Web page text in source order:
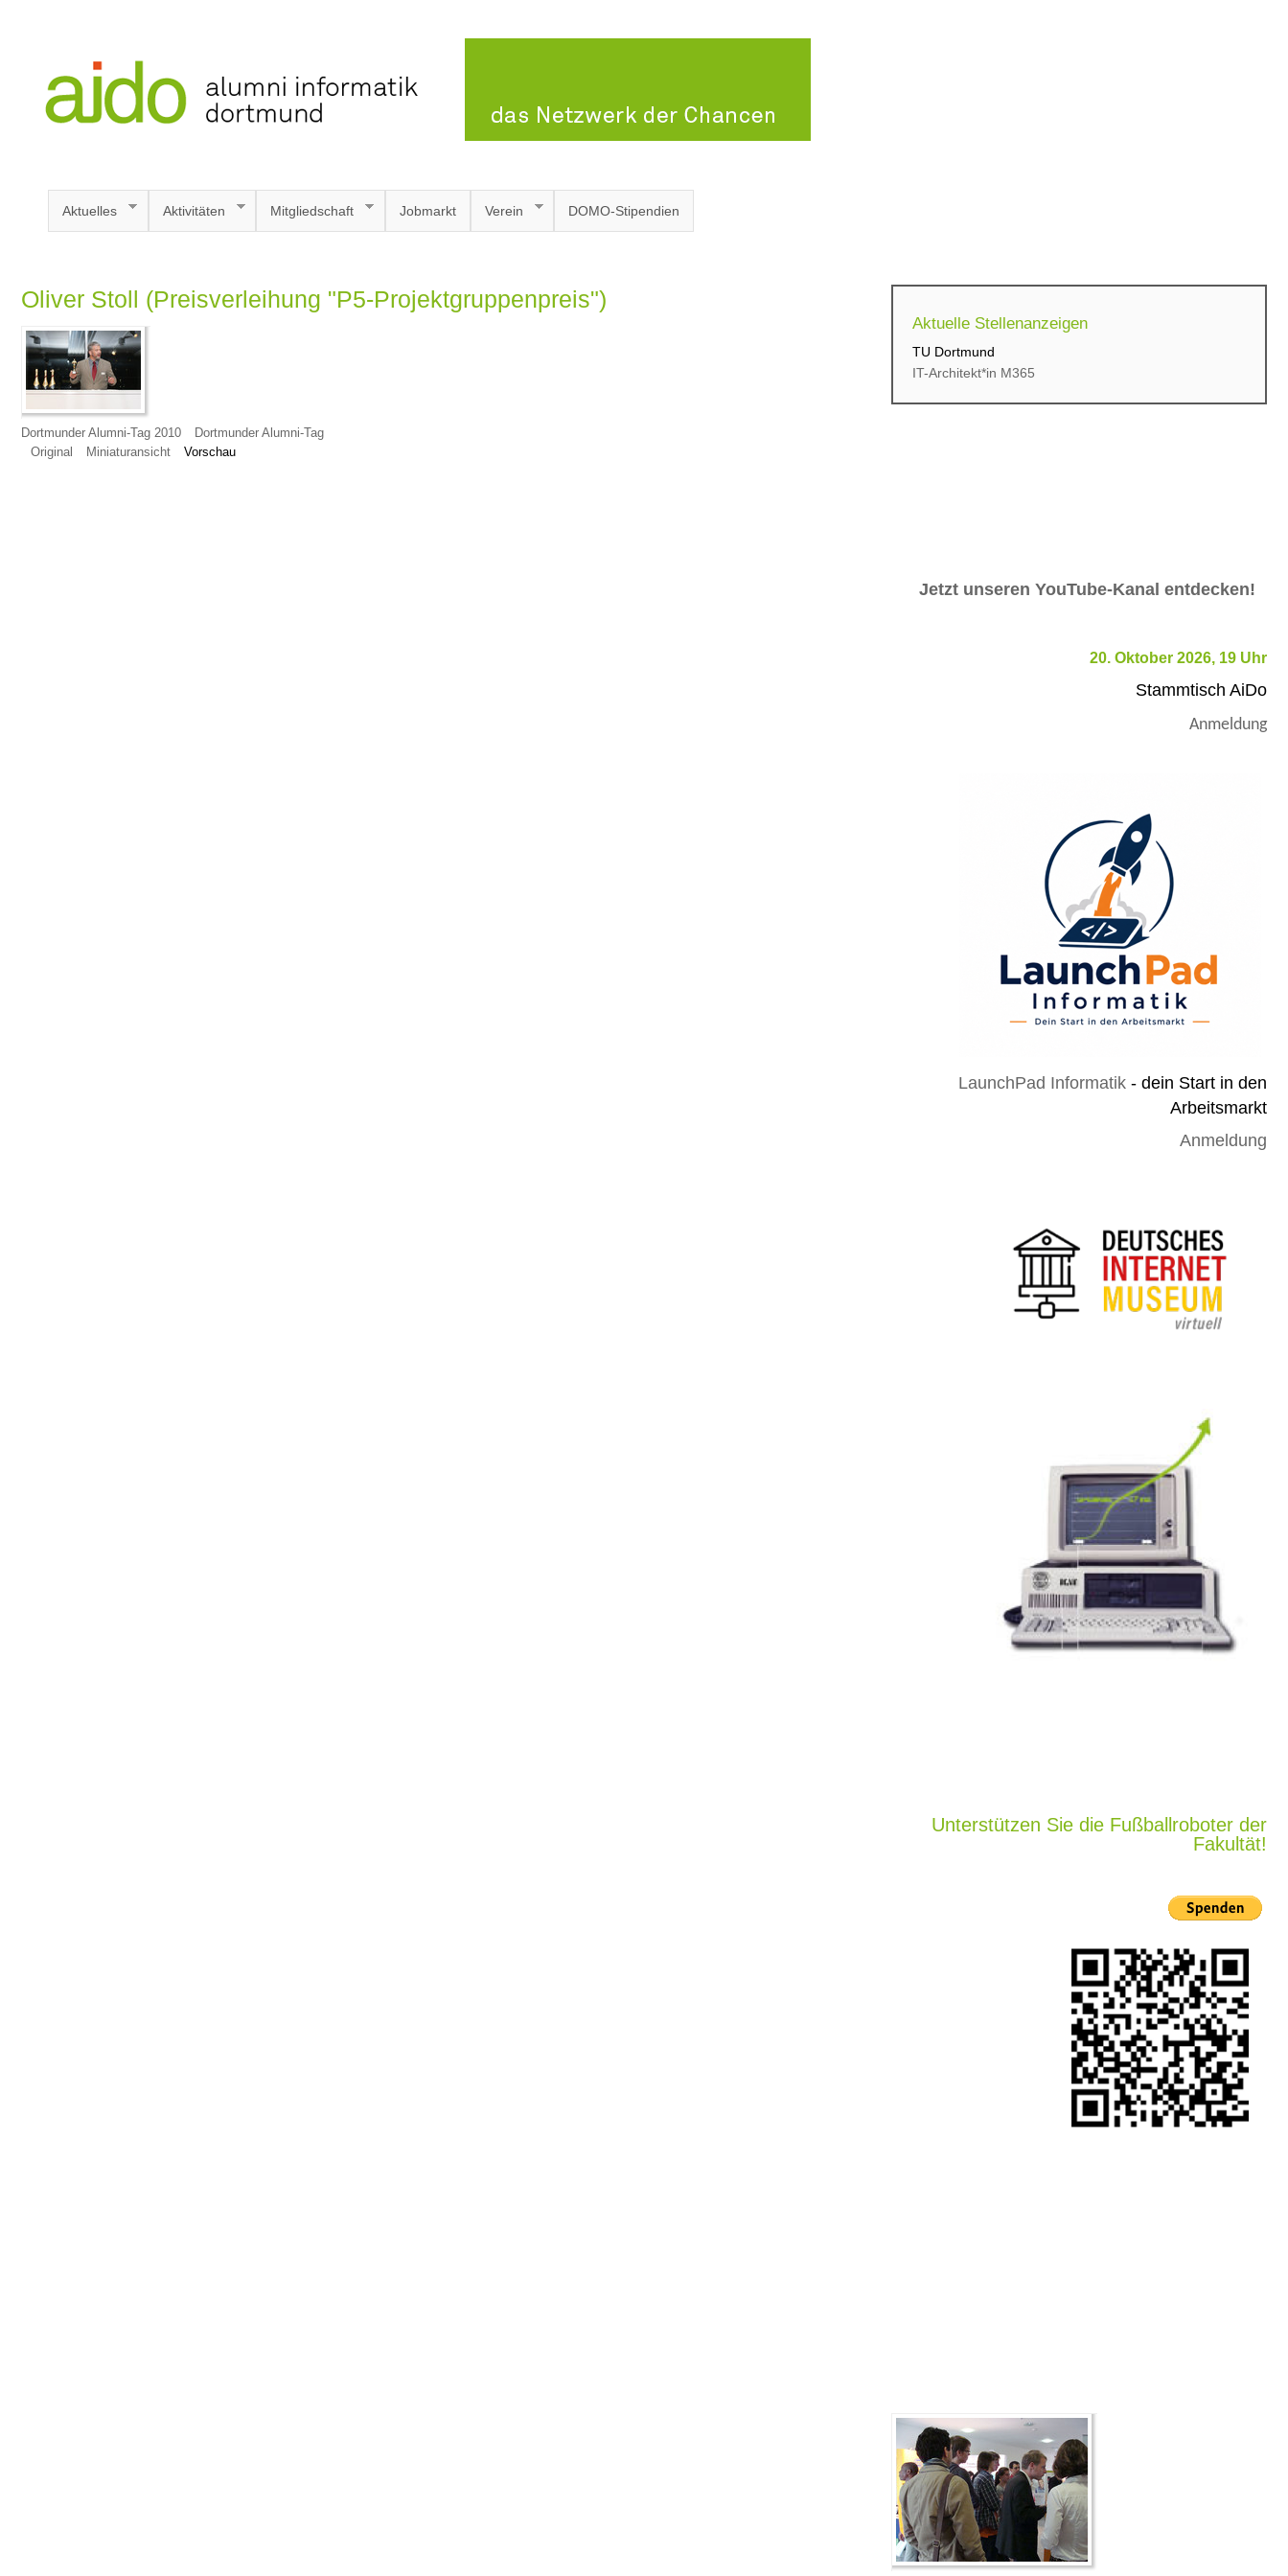
Aktuelles Aktivitäten Mitgliedschaft Jobmarkt Verein DOMO-Stipendien
Oliver Stoll (Preisverleihung "P5-Projektgruppenpreis")
Dortmunder Alumni-Tag 2010
Dortmunder Alumni-Tag
Original
Miniaturansicht Vorschau
Aktuelle Stellenanzeigen
TU Dortmund
IT-Architekt*in M365
cbs Corporate Business...
Initiativbewerbung für...
Jetzt unseren YouTube-Kanal entdecken!
20. Oktober 2026, 19 Uhr
Stammtisch AiDo
Anmeldung
LaunchPad Informatik - dein Start in den
Arbeitsmarkt
Anmeldung
Unterstützen Sie die Fußballroboter der
Fakultät!